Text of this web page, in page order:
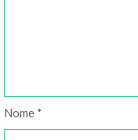
Nome *